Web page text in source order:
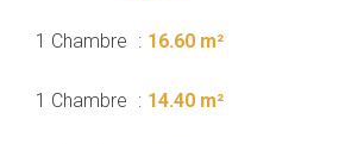
1 Chambre 16.60 m²
1 Chambre 14.40 m²